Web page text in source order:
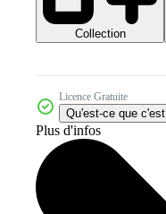
Collection
Licence Gratuite
Qu'est-ce que
Plus d'infos